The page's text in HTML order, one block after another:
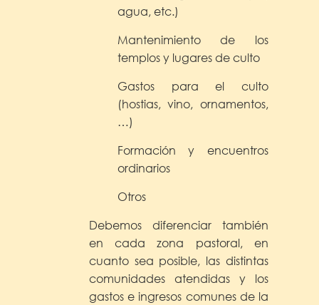
agua, etc.)
Mantenimiento de los
templos y lugares de culto
Gastos para el culto
(hostias, vino, ornamentos,
…)
Formación y encuentros
ordinarios
Otros
Debemos diferenciar también
en cada zona pastoral, en
cuanto sea posible, las distintas
comunidades atendidas y los
gastos e ingresos comunes de la